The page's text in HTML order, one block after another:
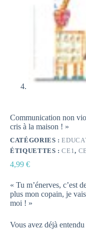
Communication non
cris à la maison ! »
CATÉGORIES :
ÉTIQUETTES :CE1,
4,99 €
« Tu m’énerves, c’est
plus mon copain, je
moi ! »
Vous avez déjà